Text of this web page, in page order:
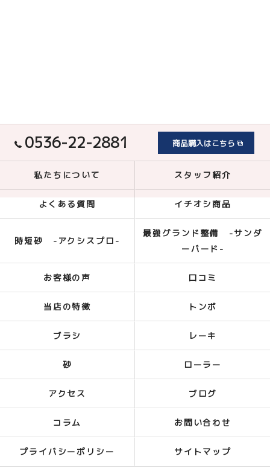
0536-22-2881 商品購入はこちら
私たちについて スタッフ紹介
よくある質問 イチオシ商品
時短砂 -アクシスプロ-
最強グランド整備 -サンダ
ーバード-
お客様の声 口コミ
当店の特徴 トンボ
ブラシ レーキ
砂 ローラー
アクセス ブログ
コラム お問い合わせ
プライバシーポリシー サイトマップ